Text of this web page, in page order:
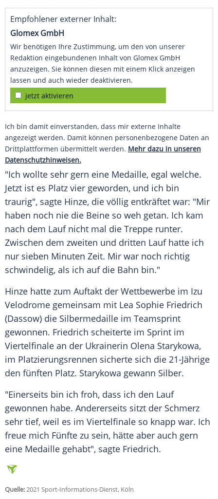
Empfohlener externer Inhalt:
Glomex GmbH
Wir benötigen Ihre Zustimmung, um den von unserer
Redaktion eingebundenen Inhalt von Glomex GmbH
anzuzeigen. Sie können diesen mit einem Klick anzeigen
lassen und auch wieder deaktivieren.
jetzt aktivieren
Ich bin damit einverstanden, dass mir externe Inhalte
angezeigt werden. Damit können personenbezogene Daten an
Drittplattformen übermittelt werden. Mehr dazu in unseren
Datenschutzhinweisen.
"Ich wollte sehr gern eine Medaille, egal welche.
Jetzt ist es Platz vier geworden, und ich bin
traurig", sagte Hinze, die völlig entkräftet war: "Mir
haben noch nie die Beine so weh getan. Ich kam
nach dem Lauf nicht mal die Treppe runter.
Zwischen dem zweiten und dritten Lauf hatte ich
nur sieben Minuten Zeit. Mir war noch richtig
schwindelig, als ich auf die Bahn bin."
Hinze hatte zum Auftakt der Wettbewerbe im Izu
Velodrome gemeinsam mit Lea Sophie Friedrich
(Dassow) die Silbermedaille im Teamsprint
gewonnen. Friedrich scheiterte im Sprint im
Viertelfinale an der Ukrainerin Olena Starykowa,
im Platzierungsrennen sicherte sich die 21-Jährige
den fünften Platz. Starykowa gewann Silber.
"Einerseits bin ich froh, dass ich den Lauf
gewonnen habe. Andererseits sitzt der Schmerz
sehr tief, weil es im Viertelfinale so knapp war. Ich
freue mich Fünfte zu sein, hätte aber auch gern
eine Medaille gehabt", sagte Friedrich.
Quelle:2021 Sport-Informations-Dienst, Köln